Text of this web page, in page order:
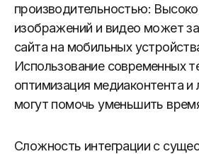
производительностью:
изображений и видео может
сайта на мобильных
Использование современных
оптимизация медиаконтента и
могут помочь уменьшить
Сложность интеграции с